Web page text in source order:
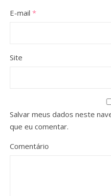
E-mail *
Site
Salvar meus dados neste
que eu comentar.
Comentário